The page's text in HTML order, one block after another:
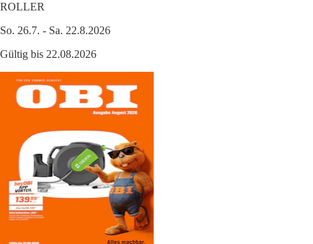
ROLLER
So. 26.7. - Sa. 22.8.2026
Gültig bis 22.08.2026